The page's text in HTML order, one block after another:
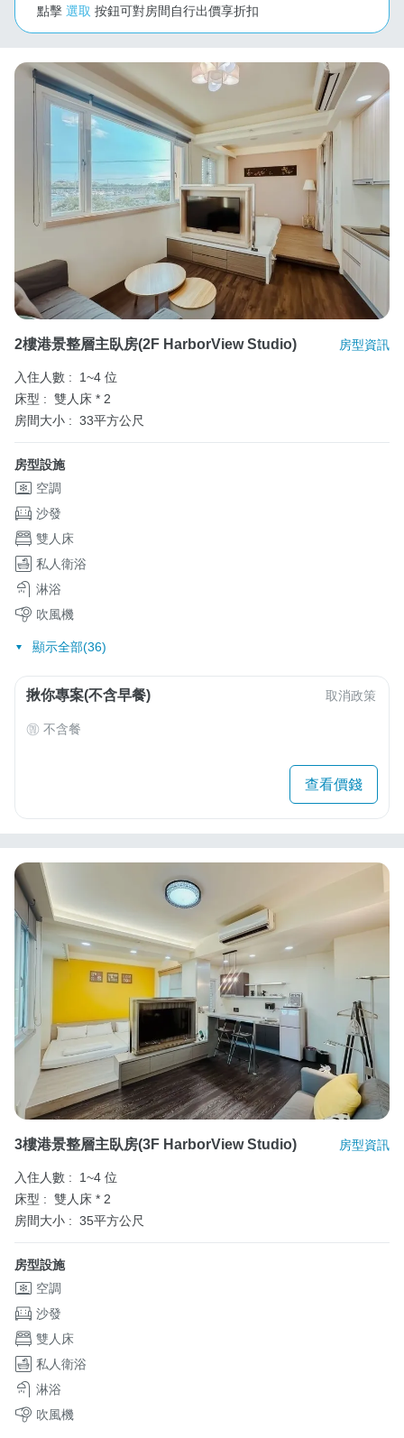
點擊 選取 按鈕可對房間自行出價享折扣
2樓港景整層主臥房(2F HarborView Studio) 房型資訊
入住人數 :
1~4 位
床型 : 雙人床 * 2
房間大小 : 33平方公尺
房型設施
空調
沙發
雙人床
私人衛浴
淋浴
吹風機
顯示全部(36)
揪你專案(不含早餐) 取消政策
不含餐
查看價錢
3樓港景整層主臥房(3F HarborView Studio) 房型資訊
入住人數 :
1~4 位
床型 : 雙人床 * 2
房間大小 : 35平方公尺
房型設施
空調
沙發
雙人床
私人衛浴
淋浴
吹風機